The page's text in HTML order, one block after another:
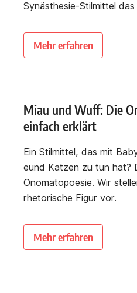
Synästhesie-Stilmittel
Mehr erfahren
Miau und Wuff: Die
einfach erklärt
Ein Stilmittel, das mit
eund Katzen zu tun hat?
Onomatopoesie. Wir
rhetorische Figur vor.
Mehr erfahren